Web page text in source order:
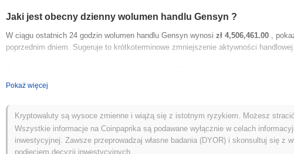
Jaki jest obecny dzienny wolumen handlu Gensyn ?
W ciągu ostatnich 24 godzin wolumen handlu Gensyn wynosi zł 4,506,461.00 ,
poprzednim dniem. Sugeruje to krótkoterminowe zmniejszenie aktywności handlowej.
Najwyższy Poziom Historyczny (ATH):
Gensyn jest obecnie notowany ~73.59% poniżej swojego ATH .
Jaka jest obecna kapitalizacja rynkowa Gensyn ?
Pokaż więcej
Kryptowaluty są wysoce zmienne i wiążą się z istotnym ryzykiem. Możesz
Wszystkie informacje na Coinpaprika są podawane wyłącznie w celach
inwestycyjnej. Zawsze przeprowadzaj własne badania (DYOR) i skonsultuj się z
podjęciem decyzji inwestycyjnych.